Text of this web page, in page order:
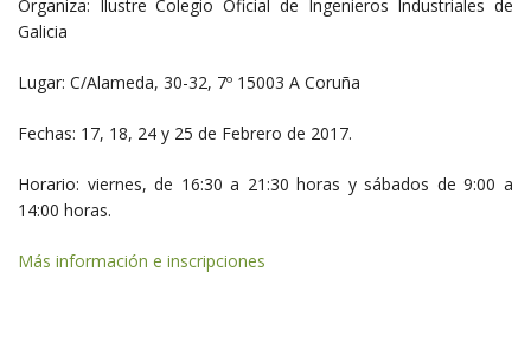
Organiza: Ilustre Colegio Oficial de Ingenieros Industriales de
Galicia
Lugar: C/Alameda, 30-32, 7º 15003 A Coruña
Fechas: 17, 18, 24 y 25 de Febrero de 2017.
Horario: viernes, de 16:30 a 21:30 horas y sábados de 9:00 a
14:00 horas.
Más información e inscripciones